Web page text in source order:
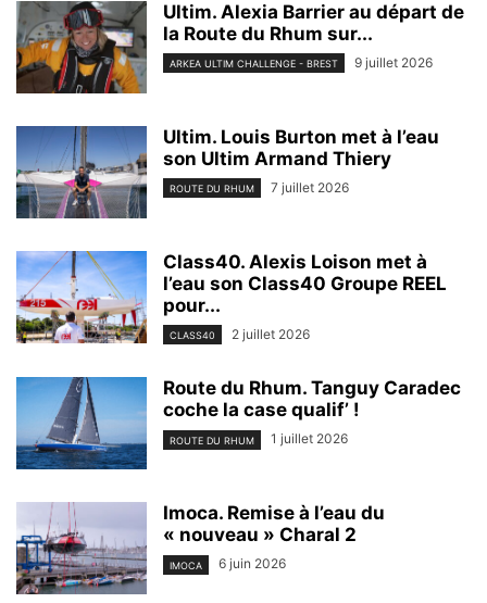
Ultim. Alexia Barrier au départ de
la Route du Rhum sur...
ARKEA ULTIM CHALLENGE - BREST 9 juillet 2026
Ultim. Louis Burton met à l’eau
son Ultim Armand Thiery
ROUTE DU RHUM 7 juillet 2026
Class40. Alexis Loison met à
l’eau son Class40 Groupe REEL
pour...
CLASS40 2 juillet 2026
Route du Rhum. Tanguy Caradec
coche la case qualif’ !
ROUTE DU RHUM 1 juillet 2026
Imoca. Remise à l’eau du
« nouveau » Charal 2
IMOCA 6 juin 2026